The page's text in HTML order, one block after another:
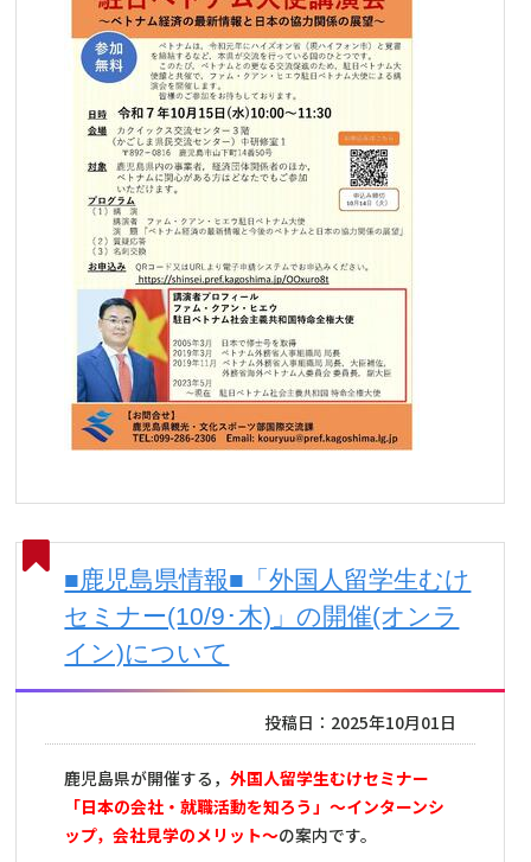
■鹿児島県情報■「外国人留学生むけ
セミナー(10/9･木)」の開催(オンラ
イン)について
投稿日：2025年10月01日
鹿児島県が開催する，外国人留学生むけセミナー
「日本の会社・就職活動を知ろう」～インターンシ
ップ，会社見学のメリット～の案内です。